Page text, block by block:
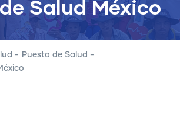
Salud México
- Puesto de Salud -